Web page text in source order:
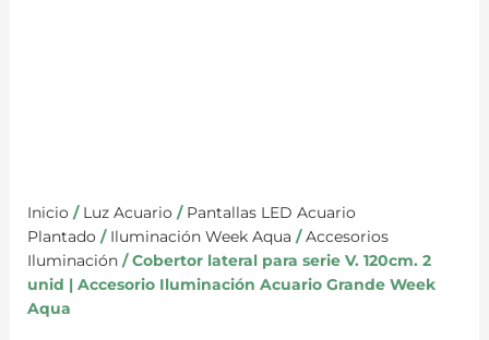
Inicio / Luz Acuario / Pantallas LED Acuario
Plantado / Iluminación Week Aqua /Accesorios
Iluminación/ Cobertor lateral para serie V. 120cm. 2
unid | Accesorio Iluminación Acuario Grande Week
Aqua